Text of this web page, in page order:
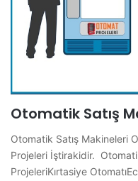
Otomatik Satış
Otomatik Satış Makineleri
Projeleri İştirakidir.
ProjeleriKırtasiye